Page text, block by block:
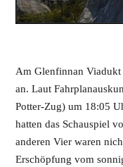
Am Glenfinnan
an. Laut
Potter-Zug) um 18:05
hatten das Schauspiel
anderen Vier waren
Erschöpfung vom